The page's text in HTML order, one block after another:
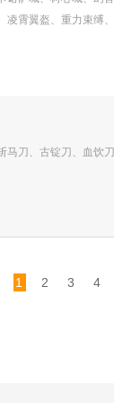
凌霄翼盔、重力束缚
刀、古锭刀、血饮
1 2 3 4